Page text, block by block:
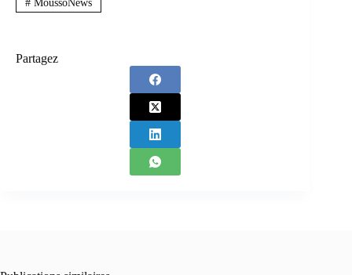
#MoussoNews
Partagez